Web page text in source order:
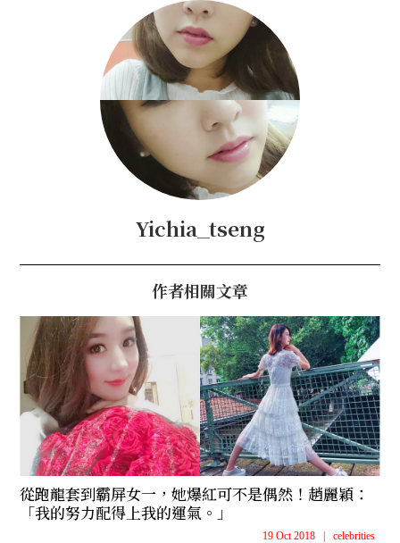
Yichia_tseng
作者相關文章
從跑龍套到霸屏女一，她爆紅可不是偶然！趙麗穎：
「我的努力配得上我的運氣。」
19 Oct 2018 | celebrities